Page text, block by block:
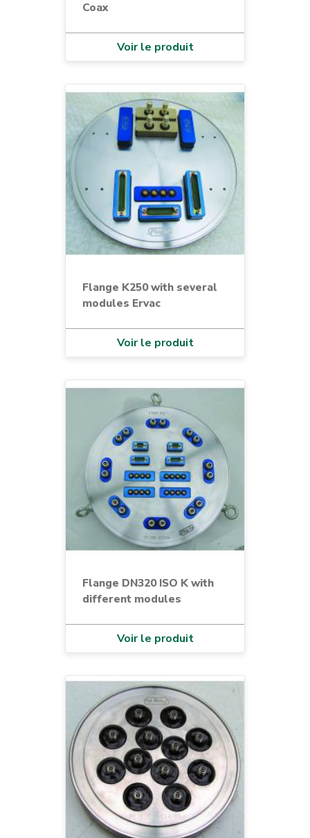
Coax
Voir le produit
Flange K250 with several
modules Ervac
Voir le produit
Flange DN320 ISO K with
different modules
Voir le produit